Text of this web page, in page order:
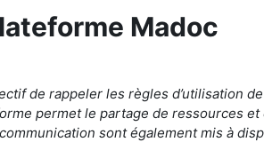
Madoc
de rappeler les règles d’utilisation
permet le partage de ressources et
sont également mis à